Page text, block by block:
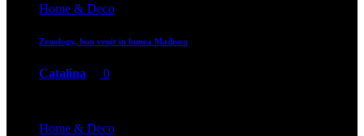
Home & Deco
Zenology, bun venit in lumea Madison
Catalina 0
Home & Deco